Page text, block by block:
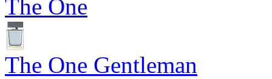
The One
The One Gentleman